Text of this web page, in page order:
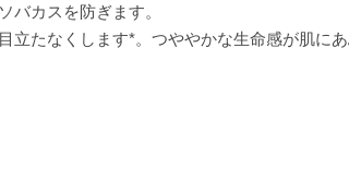
バカスを防ぎます。
立たなくします*。つややかな生命感が肌に